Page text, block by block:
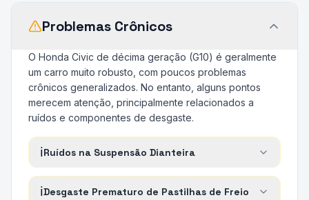
Problemas Crônicos
O Honda Civic de décima geração (G10) é geralmente
um carro muito robusto, com poucos problemas
crônicos generalizados. No entanto, alguns pontos
merecem atenção, principalmente relacionados a
ruídos e componentes de desgaste.
ℹ️Ruídos na Suspensão Dianteira
ℹ️Desgaste Prematuro de Pastilhas de Freio